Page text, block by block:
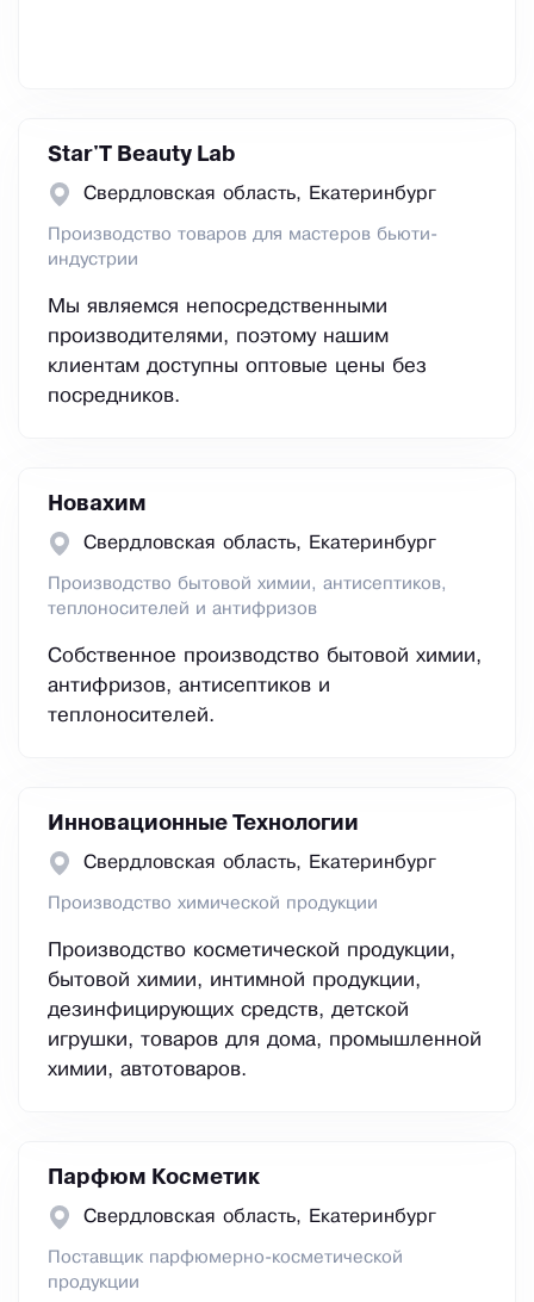
Star'T Beauty Lab
Свердловская область, Екатеринбург
Производство товаров для мастеров бьюти-
индустрии
Мы являемся непосредственными
производителями, поэтому нашим
клиентам доступны оптовые цены без
посредников.
Новахим
Свердловская область, Екатеринбург
Производство бытовой химии, антисептиков,
теплоносителей и антифризов
Собственное производство бытовой химии,
антифризов, антисептиков и
теплоносителей.
Инновационные Технологии
Свердловская область, Екатеринбург
Производство химической продукции
Производство косметической продукции,
бытовой химии, интимной продукции,
дезинфицирующих средств, детской
игрушки, товаров для дома, промышленной
химии, автотоваров.
Парфюм Косметик
Свердловская область, Екатеринбург
Поставщик парфюмерно-косметической
продукции